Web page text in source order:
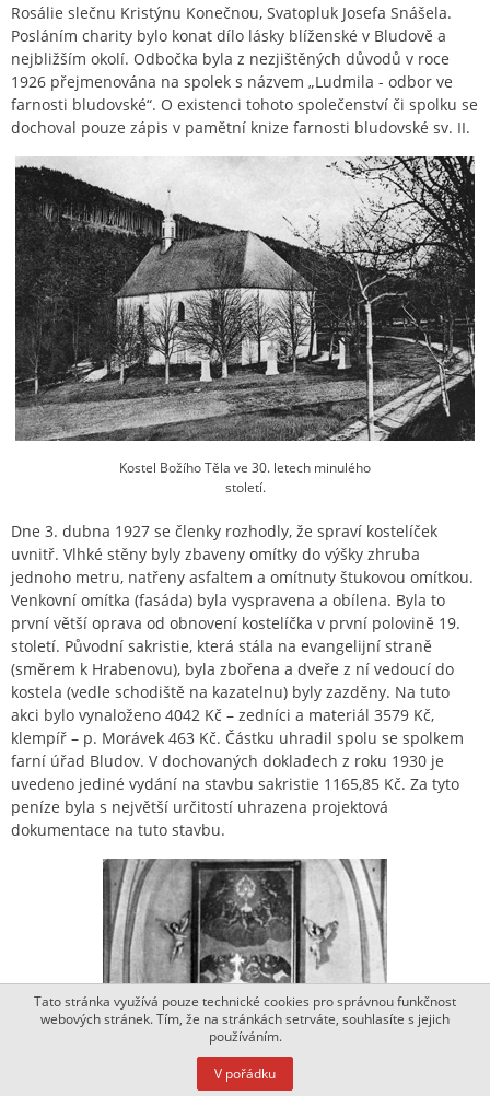
Rosálie slečnu Kristýnu Konečnou, Svatopluk Josefa Snášela.
Posláním charity bylo konat dílo lásky blíženské v Bludově a
nejbližším okolí. Odbočka byla z nezjištěných důvodů v roce
1926 přejmenována na spolek s názvem „Ludmila - odbor ve
farnosti bludovské“. O existenci tohoto společenství či spolku se
dochoval pouze zápis v pamětní knize farnosti bludovské sv. II.
Kostel Božího Těla ve 30. letech minulého
století.
Dne 3. dubna 1927 se členky rozhodly, že spraví kostelíček
uvnitř. Vlhké stěny byly zbaveny omítky do výšky zhruba
jednoho metru, natřeny asfaltem a omítnuty štukovou omítkou.
Venkovní omítka (fasáda) byla vyspravena a obílena. Byla to
první větší oprava od obnovení kostelíčka v první polovině 19.
století. Původní sakristie, která stála na evangelijní straně
(směrem k Hrabenovu), byla zbořena a dveře z ní vedoucí do
kostela (vedle schodiště na kazatelnu) byly zazděny. Na tuto
akci bylo vynaloženo 4042 Kč – zedníci a materiál 3579 Kč,
klempíř – p. Morávek 463 Kč. Částku uhradil spolu se spolkem
farní úřad Bludov. V dochovaných dokladech z roku 1930 je
uvedeno jediné vydání na stavbu sakristie 1165,85 Kč. Za tyto
peníze byla s největší určitostí uhrazena projektová
dokumentace na tuto stavbu.
Tato stránka využívá pouze technické cookies pro správnou funkčnost
webových stránek. Tím, že na stránkách setrváte, souhlasíte s jejich
používáním.
V pořádku